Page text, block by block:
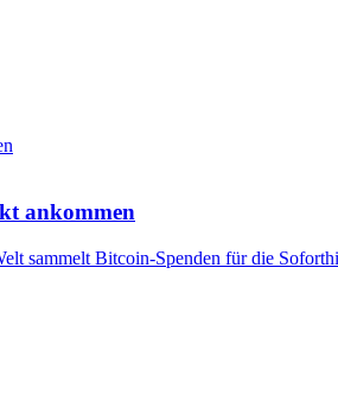
ankommen
sammelt Bitcoin-Spenden für die